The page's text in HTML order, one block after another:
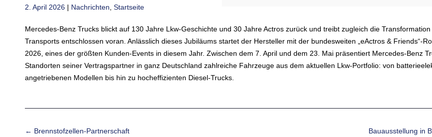
2. April 2026 | Nachrichten Startseite
Mercedes-Benz Trucks blickt auf 130 Jahre Lkw-Geschichte und 30 Jahre Actros zurück und treibt zugleich die Transformation
Transports entschlossen voran. Anlässlich dieses Jubiläums startet der Hersteller mit der bundesweiten „eActros & Friends“-
2026, eines der größten Kunden-Events in diesem Jahr. Zwischen dem 7. April und dem 23. Mai präsentiert Mercedes-Benz
Standorten seiner Vertragspartner in ganz Deutschland zahlreiche Fahrzeuge aus dem aktuellen Lkw-Portfolio: von
angetriebenen Modellen bis hin zu hocheffizienten Diesel-Trucks.
Beitrags-Navigation
← Brennstofzellen-Partnerschaft Bauausstellung in